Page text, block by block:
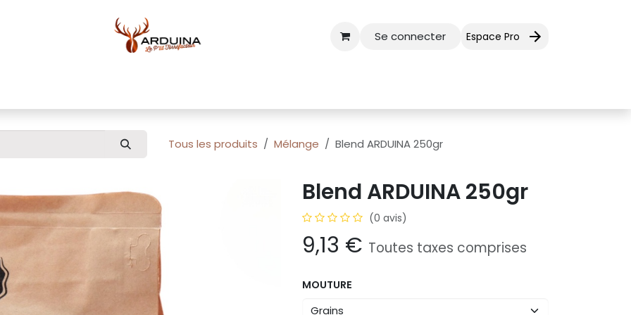
Se connecter
Espace Pro
Tous les produits Mélange Blend ARDUINA 250gr
Blend ARDUINA 250gr
(0 avis)
9,13 € Toutes taxes comprises
MOUTURE